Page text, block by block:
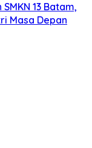
13 Batam,
Masa Depan